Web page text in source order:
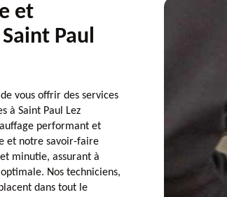
et
Paul
vous offrir des services
à Saint Paul Lez
performant et
et notre savoir-faire
minutie, assurant à
Nos techniciens,
dans tout le